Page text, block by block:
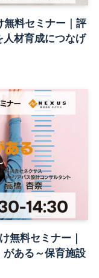
無料セミナー｜評
材育成につなげ
無料セミナー｜
がある～保育施設